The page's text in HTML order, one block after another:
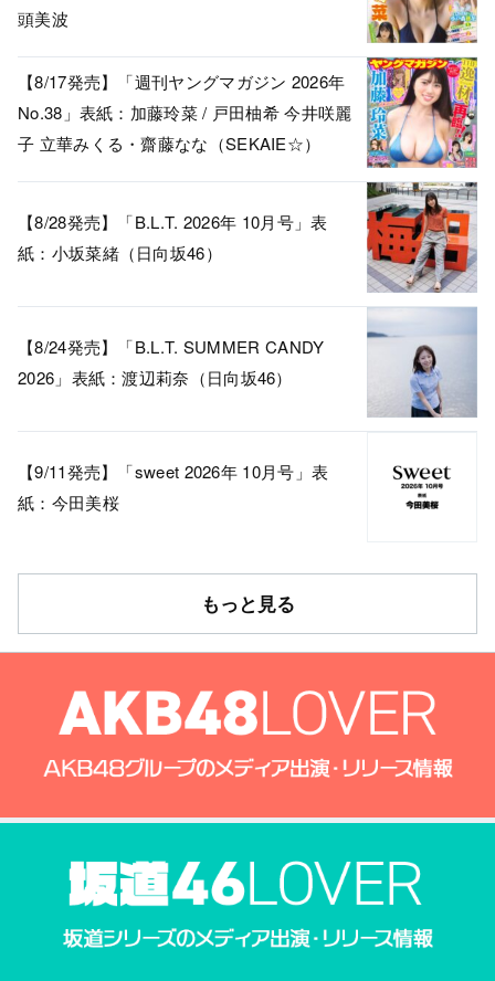
頭美波
【8/17発売】「週刊ヤングマガジン 2026年
No.38」表紙：加藤玲菜 / 戸田柚希 今井咲麗
子 立華みくる・齋藤なな（SEKAIE☆）
【8/28発売】「B.L.T. 2026年 10月号」表
紙：小坂菜緒（日向坂46）
【8/24発売】「B.L.T. SUMMER CANDY
2026」表紙：渡辺莉奈（日向坂46）
【9/11発売】「sweet 2026年 10月号」表
紙：今田美桜
もっと見る